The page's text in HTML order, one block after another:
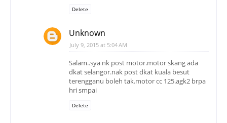
Delete
Unknown
July 9, 2015 at 5:04 AM
Salam..sya nk post motor.motor skang ada
dkat selangor.nak post dkat kuala besut
terengganu boleh tak.motor cc 125.agk2 brpa
hri smpai
Delete